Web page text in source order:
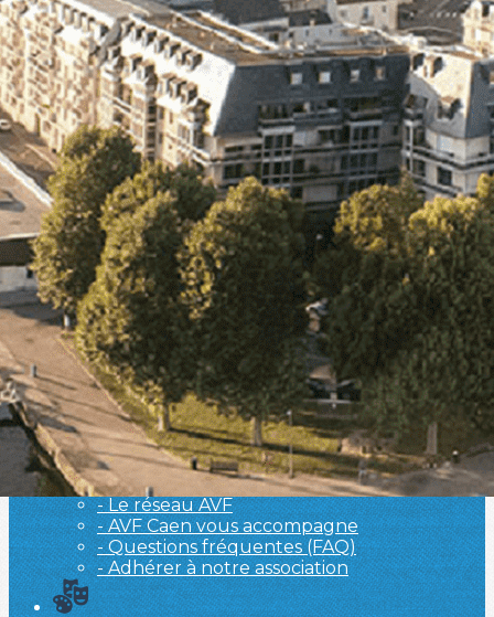
Exporter les lignes sélectionnées
Exporter toutes les colonnes
Exporter uniquement les colonnes affichées
Menu
Ajoutez un logo, un bouton, des réseaux sociaux
Cliquez pour éditer
L'association ▴▾
- L'association
- Brochure
- L'équipe
- Sponsors
- Nos autres partenaires
Nouvel arrivant ▴▾
- Le réseau AVF
- AVF Caen vous accompagne
- Questions fréquentes (FAQ)
- Adhérer à notre association